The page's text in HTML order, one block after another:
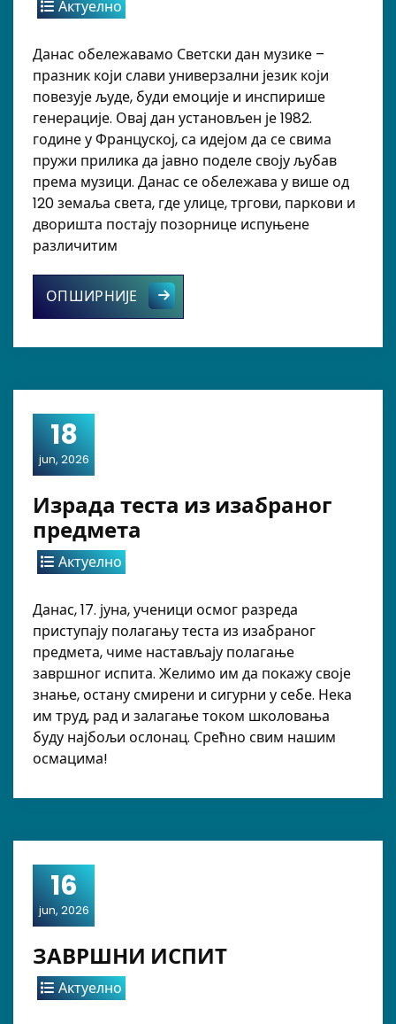
Актуелно
Данас обележавамо Светски дан музике –
празник који слави универзални језик који
повезује људе, буди емоције и инспирише
генерације. Овај дан установљен је 1982.
године у Француској, са идејом да се свима
пружи прилика да јавно поделе своју љубав
према музици. Данас се обележава у више од
120 земаља света, где улице, тргови, паркови и
дворишта постају позорнице испуњене
различитим
ОПШИРНИЈЕ Светски дан музике – 21. јун
18
jun, 2026
Израда теста из изабраног
предмета
Актуелно
Данас, 17. јуна, ученици осмог разреда
приступају полагању теста из изабраног
предмета, чиме настављају полагање
завршног испита. Желимо им да покажу своје
знање, остану смирени и сигурни у себе. Нека
им труд, рад и залагање током школовања
буду најбољи ослонац. Срећно свим нашим
осмацима!
16
jun, 2026
ЗАВРШНИ ИСПИТ
Актуелно